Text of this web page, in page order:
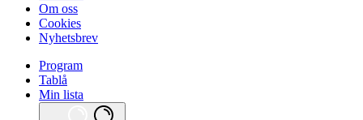
Om oss
Cookies
Nyhetsbrev
Program
Tablå
Min lista